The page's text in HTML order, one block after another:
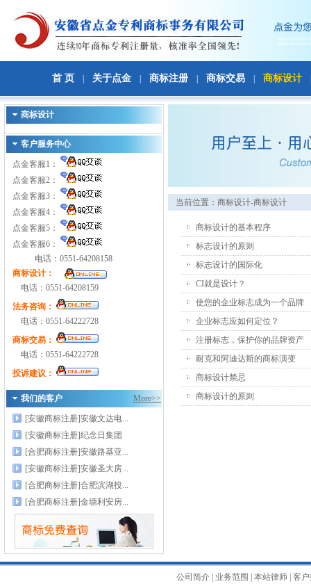
首 页 关于点金 商标注册 商标交易 商标设计
商标设计
客户服务中心
点金客服1：
点金客服2：
点金客服3：
点金客服4：
点金客服5：
点金客服6：
电话：0551-64208158
商标设计：
电话：0551-64208159
法务咨询：
电话：0551-64222728
商标交易：
电话：0551-64222728
投诉建议：
我们的客户 More>>
[安徽商标注册]安徽文达电...
[安徽商标注册]纪念日集团
[合肥商标注册]安徽路基亚...
[安徽商标注册]安徽圣大房...
[合肥商标注册]合肥滨湖投...
[合肥商标注册]金塘利安房...
当前位置： 商标设计-商标设计
商标设计的基本程序
标志设计的原则
标志设计的国际化
CI就是设计？
使您的企业标志成为一个品牌
企业标志应如何定位？
注册标志，保护你的品牌资产
耐克和阿迪达斯的商标演变
商标设计禁忌
商标设计的原则
公司简介| 业务范围 本站律师| 客